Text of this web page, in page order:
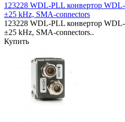
123228 WDL-PLL конвертор
±25 kHz, SMA-connectors
123228 WDL-PLL конвертор
±25 kHz, SMA-connectors..
Купить